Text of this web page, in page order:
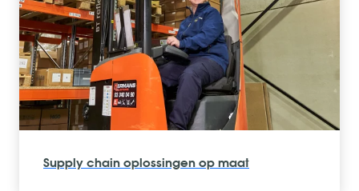
Professionele klantondersteuning